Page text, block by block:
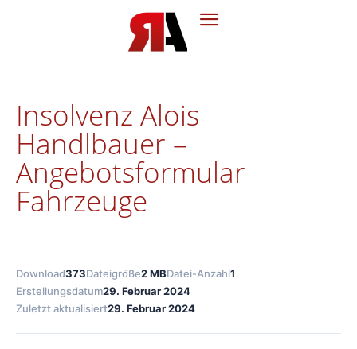
Insolvenz Alois
Handlbauer –
Angebotsformular
Fahrzeuge
Download373Dateigröße2 MBDatei-Anzahl1
Erstellungsdatum29. Februar 2024
Zuletzt aktualisiert29. Februar 2024